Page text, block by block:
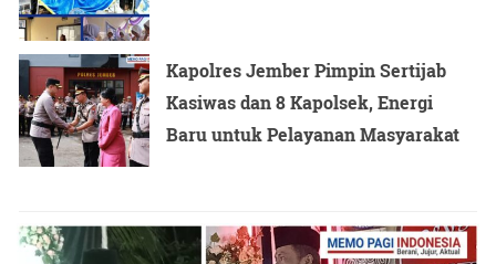
Kapolres Jember Pimpin Sertijab
Kasiwas dan 8 Kapolsek, Energi
Baru untuk Pelayanan Masyarakat